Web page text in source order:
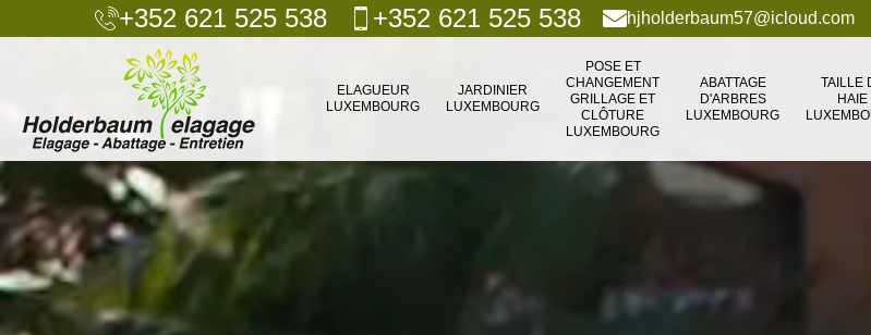
+352 621 525 538 +352 621 525 538 hjholderbaum57@icloud.com
ELAGUEUR
LUXEMBOURG
JARDINIER
LUXEMBOURG
POSE ET
CHANGEMENT
GRILLAGE ET
CLÔTURE
LUXEMBOURG
ABATTAGE
D'ARBRES
LUXEMBOURG
TAILLE
HAIE